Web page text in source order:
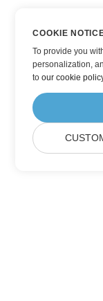
COOKIE
To provide you
personalization,
toour cookie